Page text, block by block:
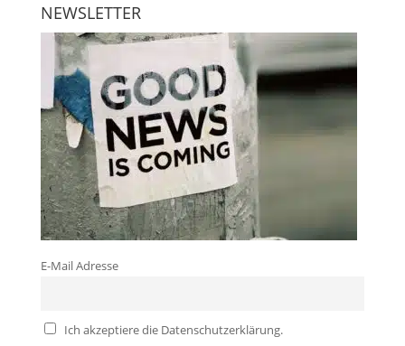
NEWSLETTER
E-Mail Adresse
Ich akzeptiere die Datenschutzerklärung.